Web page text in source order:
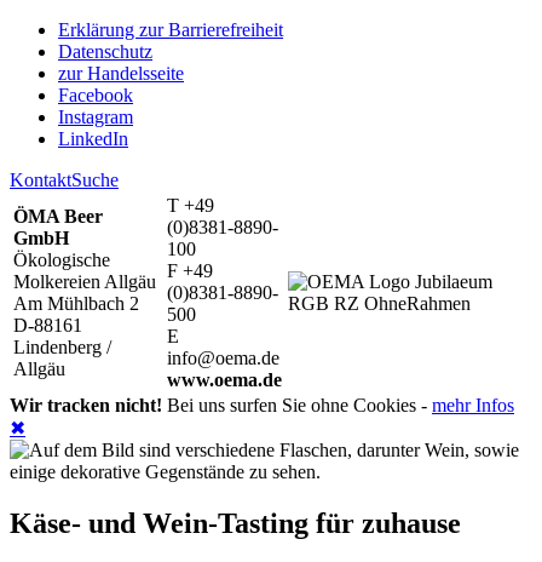
Erklärung zur Barrierefreiheit
Datenschutz
zur Handelsseite
Facebook
Instagram
LinkedIn
KontaktSuche
ÖMA Beer
GmbH
Ökologische
Molkereien Allgäu
Am Mühlbach 2
D-88161
Lindenberg /
Allgäu
T +49
(0)8381-8890-
100
F +49
(0)8381-8890-
500
E
info@oema.de
www.oema.de
Wir tracken nicht! Bei uns surfen Sie ohne Cookies - mehr Infos
✖
Käse- und Wein-Tasting für zuhause